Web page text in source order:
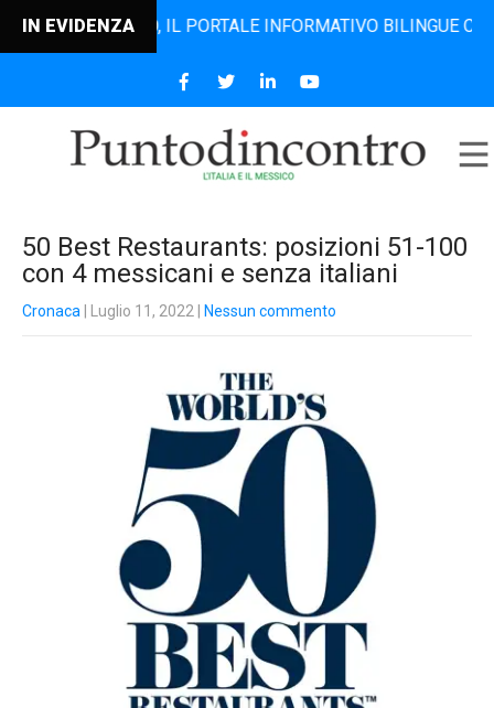
IN EVIDENZAIL PORTALE INFORMATIVO BILINGUE CHE
50 Best Restaurants: posizioni 51-100
con 4 messicani e senza italiani
Cronaca | Luglio 11, 2022 Nessun commento